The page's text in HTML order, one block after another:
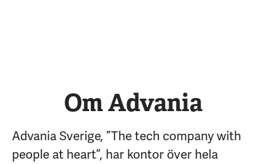
Om Advania
Advania Sverige, ”The tech company with
people at heart”, har kontor över hela